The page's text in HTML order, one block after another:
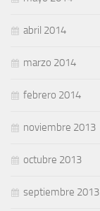
abril 2014
marzo 2014
febrero 2014
noviembre 2013
octubre 2013
septiembre 2013